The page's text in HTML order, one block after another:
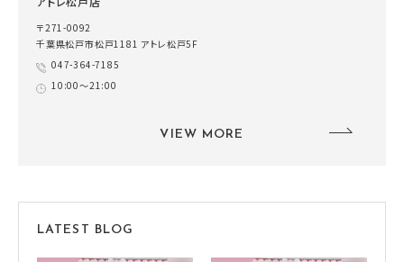
〒271-0092
千葉県松戸市松戸1181 アトレ松戸5F
047-364-7185
10:00～21:00
VIEW MORE
LATEST BLOG